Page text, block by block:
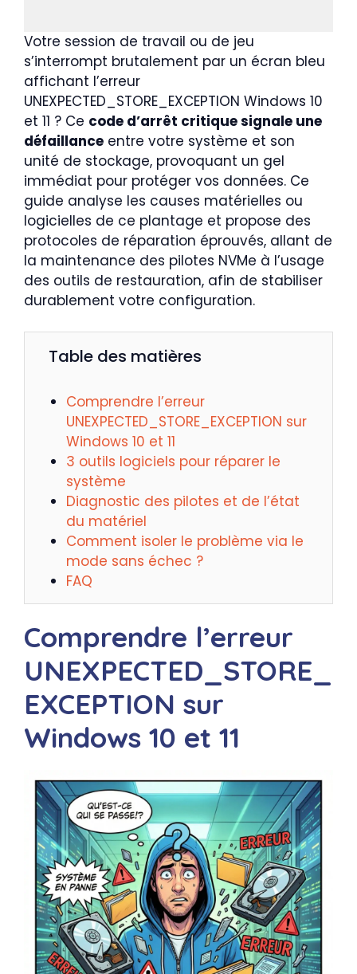
Votre session de travail ou de jeu
s’interrompt brutalement par un écran bleu
affichant l’erreur
UNEXPECTED_STORE_EXCEPTION Windows 10
et 11 ? Ce code d’arrêt critique signale une
défaillance entre votre système et son
unité de stockage, provoquant un gel
immédiat pour protéger vos données. Ce
guide analyse les causes matérielles ou
logicielles de ce plantage et propose des
protocoles de réparation éprouvés, allant de
la maintenance des pilotes NVMe à l’usage
des outils de restauration, afin de stabiliser
durablement votre configuration.
Table des matières
Comprendre l’erreur
UNEXPECTED_STORE_EXCEPTION sur
Windows 10 et 11
3 outils logiciels pour réparer le
système
Diagnostic des pilotes et de l’état
du matériel
Comment isoler le problème via le
mode sans échec ?
FAQ
Comprendre l’erreur
UNEXPECTED_STORE_
EXCEPTION sur
Windows 10 et 11